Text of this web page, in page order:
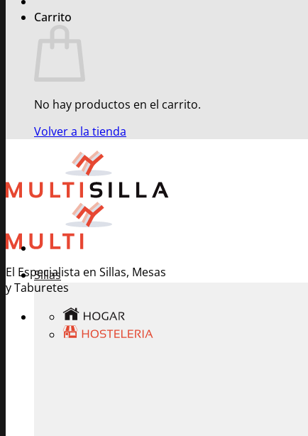
Carrito
No hay productos en el carrito.
Volver a la tienda
El Especialista en Sillas, Mesas
y Taburetes
Sillas